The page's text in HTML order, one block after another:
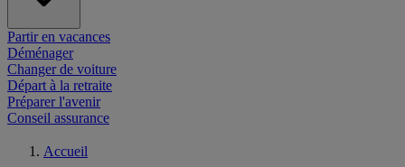
Partir en vacances
Déménager
Changer de voiture
Départ à la retraite
Préparer l'avenir
Conseil assurance
Accueil